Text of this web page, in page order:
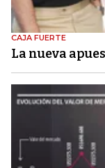
CAJA FUERTE
La nueva